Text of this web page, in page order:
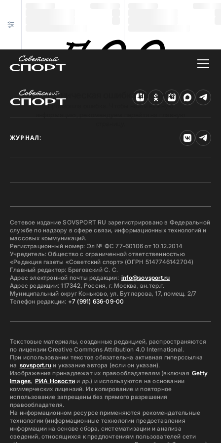
Техническая ошибка на сайте
Произошла ошибка. Чтобы найти нужную
ЖУРНАЛ:
Сетевое издание SOVSPORT RU зарегистрировано в Федеральной
службе по надзору в сфере связи, информационных технологий и
массовых коммуникаций.
Регистрационный номер: Эл № ФС 77-60106 от 10.12.2014
Учредитель: Общество с ограниченной ответственностью
«Редакция газеты «Советский спорт» (ОГРН 5147746142704)
Главный редактор: Бреговский С. С.
Адрес электронной почты редакции: info@sovsport.ru
Адрес редакции: 117342, Россия, г. Москва, вн.тер.г.
Муниципальный округ Коньково, ул. Бутлерова, 17, помещ. 2/7
Телефон редакции: +7 (991) 636-09-00
Текстовые материалы, созданные редакцией, распространяются
по лицензии Creative Commons Attribution 4.0 International.
При использовании текстов обязательна активная гиперссылка
на sovsport.ruи указание автора (если он указан).
Изображения принадлежат их правообладателям (включая Getty
Images, РИА Новостии др.) и используются на основании
коммерческих лицензий. Их копирование и повторное
использование запрещены без прямого разрешения
правообладателя.
На информационном ресурсе применяются рекомендательные
технологии (информационные технологии предоставления
информации на основе сбора, систематизации и анализа
сведений, относящихся к предпочтениям пользователей сети